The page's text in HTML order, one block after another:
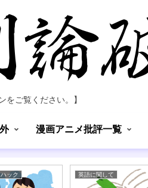
をご覧ください。】
漫画アニメ批評一覧
ック 英語に関して